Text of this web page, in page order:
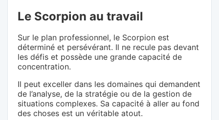
Le Scorpion au travail
Sur le plan professionnel, le Scorpion est
déterminé et persévérant. Il ne recule pas devant
les défis et possède une grande capacité de
concentration.
Il peut exceller dans les domaines qui demandent
de l’analyse, de la stratégie ou de la gestion de
situations complexes. Sa capacité à aller au fond
des choses est un véritable atout.